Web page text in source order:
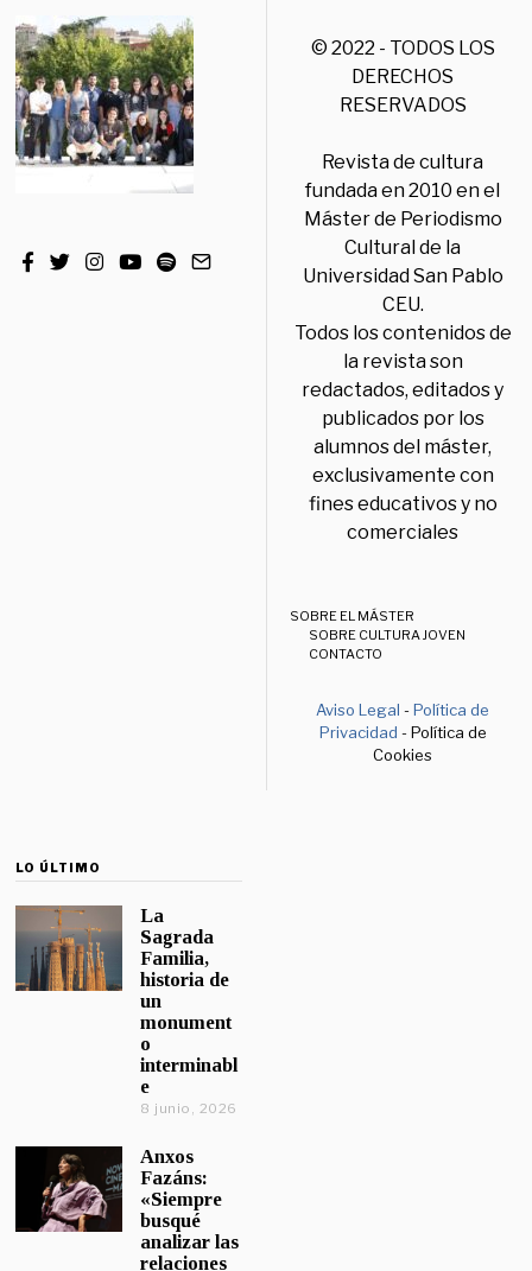
© 2022 - TODOS LOS
DERECHOS
RESERVADOS
Revista de cultura
fundada en 2010 en el
Máster de Periodismo
Cultural de la
Universidad San Pablo
CEU.
Todos los contenidos de
la revista son
redactados, editados y
publicados por los
alumnos del máster,
exclusivamente con
fines educativos y no
comerciales
SOBRE EL MÁSTER
SOBRE CULTURA JOVEN
CONTACTO
Aviso Legal -Política de
Privacidad - Política de
Cookies
LO ÚLTIMO
La
Sagrada
Familia,
historia de
un
monument
o
interminabl
e
8 junio, 2026
Anxos
Fazáns:
«Siempre
busqué
analizar las
relaciones